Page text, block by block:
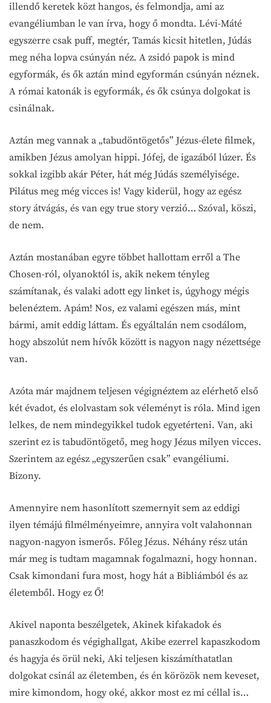
illendő keretek közt hangos, és felmondja, ami az
evangéliumban le van írva, hogy ő mondta. Lévi-Máté
egyszerre csak puff, megtér, Tamás kicsit hitetlen, Júdás
meg néha lopva csúnyán néz. A zsidó papok is mind
egyformák, és ők aztán mind egyformán csúnyán néznek.
A római katonák is egyformák, és ők csúnya dolgokat is
csinálnak.
Aztán meg vannak a „tabudöntögetős” Jézus-élete filmek,
amikben Jézus amolyan hippi. Jófej, de igazából lúzer. És
sokkal izgibb akár Péter, hát még Júdás személyisége.
Pilátus meg még vicces is! Vagy kiderül, hogy az egész
story átvágás, és van egy true story verzió… Szóval, köszi,
de nem.
Aztán mostanában egyre többet hallottam erről a The
Chosen-ról, olyanoktól is, akik nekem tényleg
számítanak, és valaki adott egy linket is, úgyhogy mégis
belenéztem. Apám! Nos, ez valami egészen más, mint
bármi, amit eddig láttam. És egyáltalán nem csodálom,
hogy abszolút nem hívők között is nagyon nagy nézettsége
van.
Azóta már majdnem teljesen végignéztem az elérhető első
két évadot, és elolvastam sok véleményt is róla. Mind igen
lelkes, de nem mindegyikkel tudok egyetérteni. Van, aki
szerint ez is tabudöntögető, meg hogy Jézus milyen vicces.
Szerintem az egész „egyszerűen csak” evangéliumi.
Bizony.
Amennyire nem hasonlított szemernyit sem az eddigi
ilyen témájú filmélményeimre, annyira volt valahonnan
nagyon-nagyon ismerős. Főleg Jézus. Néhány rész után
már meg is tudtam magamnak fogalmazni, hogy honnan.
Csak kimondani fura most, hogy hát a Bibliámból és az
életemből. Hogy ez Ő!
Akivel naponta beszélgetek, Akinek kifakadok és
panaszkodom és végighallgat, Akibe ezerrel kapaszkodom
és hagyja és örül neki, Aki teljesen kiszámíthatatlan
dolgokat csinál az életemben, és én körözök nem keveset,
mire kimondom, hogy oké, akkor most ez mi céllal is…